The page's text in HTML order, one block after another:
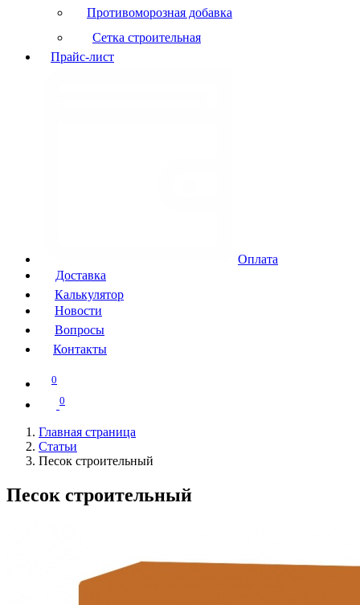
Противоморозная добавка
Сетка строительная
Прайс-лист
Оплата
Доставка
Калькулятор
Новости
Вопросы
Контакты
0
0
Главная страница
Статьи
Песок строительный
Песок строительный